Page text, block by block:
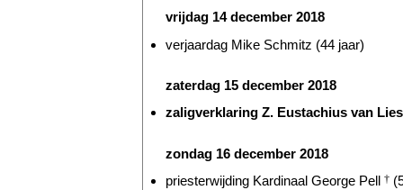
vrijdag 14 december 2018
verjaardag Mike Schmitz (44 jaar)
zaterdag 15 december 2018
zaligverklaring Z. Eustachius van
zondag 16 december 2018
priesterwijding Kardinaal George Pell †